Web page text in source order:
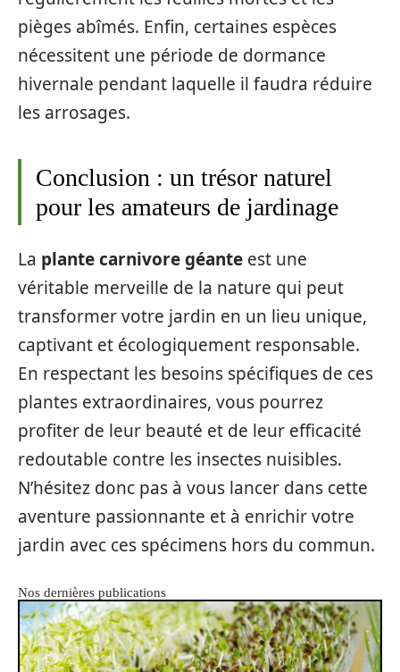
pièges abîmés. Enfin, certaines espèces
nécessitent une période de dormance
hivernale pendant laquelle il faudra réduire
les arrosages.
Conclusion : un trésor naturel
pour les amateurs de jardinage
La plante carnivore géante est une
véritable merveille de la nature qui peut
transformer votre jardin en un lieu unique,
captivant et écologiquement responsable.
En respectant les besoins spécifiques de ces
plantes extraordinaires, vous pourrez
profiter de leur beauté et de leur efficacité
redoutable contre les insectes nuisibles.
N’hésitez donc pas à vous lancer dans cette
aventure passionnante et à enrichir votre
jardin avec ces spécimens hors du commun.
Nos dernières publications